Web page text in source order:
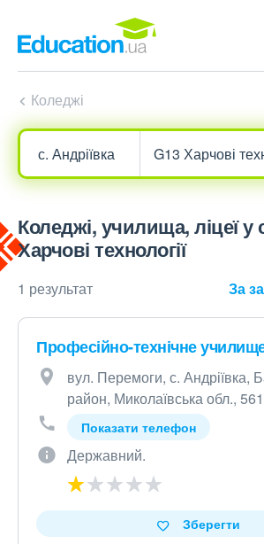
Коледжі
Коледжі, училища, ліцеї у
Харчові технології
1 результат За
Професійно-технічне
вул. Перемоги, с. Андріївка,
район, Миколаївська обл.,
Показати телефон
Державний.
Зберегти